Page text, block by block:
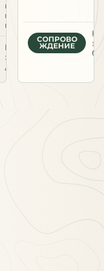
при
неблагоприятных
метеоусловиях
Проверка
экологических
документов
СОПРОВО
ЖДЕНИЕ